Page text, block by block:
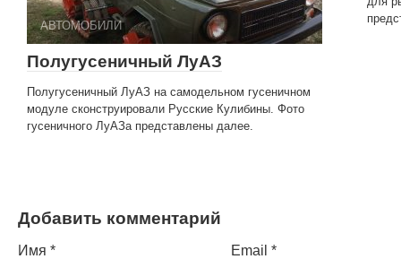
АВТОМОБИЛИ
Полугусеничный ЛуАЗ
Полугусеничный ЛуАЗ на самодельном гусеничном
модуле сконструировали Русские Кулибины. Фото
гусеничного ЛуАЗа представлены далее.
Добавить комментарий
Имя * Email *